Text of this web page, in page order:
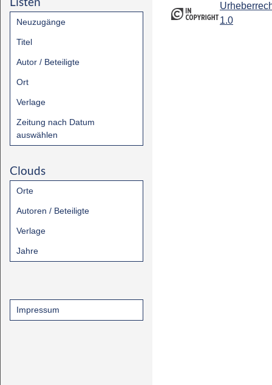
Neuzugänge
Titel
Autor / Beteiligte
Ort
Verlage
Zeitung nach Datum
auswählen
Clouds
Orte
Autoren / Beteiligte
Verlage
Jahre
Impressum
1.0